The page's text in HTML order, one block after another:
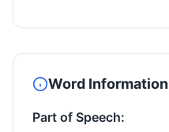
Word Information
Part of Speech: